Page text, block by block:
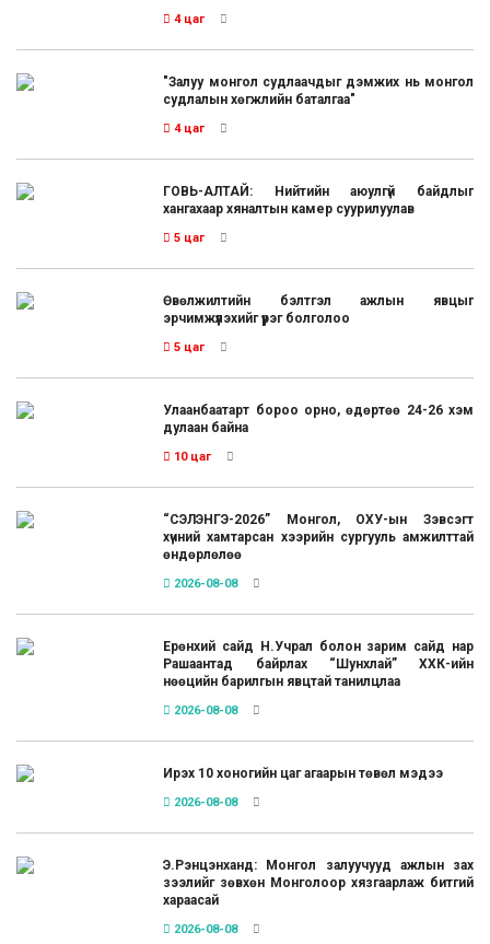
4 цаг
"Залуу монгол судлаачдыг дэмжих нь монгол
судлалын хөгжлийн баталгаа"
4 цаг
ГОВЬ-АЛТАЙ: Нийтийн аюулгүй байдлыг
хангахаар хяналтын камер суурилуулав
5 цаг
Өвөлжилтийн бэлтгэл ажлын явцыг
эрчимжүүлэхийг үүрэг болголоо
5 цаг
Улаанбаатарт бороо орно, өдөртөө 24-26 хэм
дулаан байна
10 цаг
“СЭЛЭНГЭ-2026” Монгол, ОХУ-ын Зэвсэгт
хүчний хамтарсан хээрийн сургууль амжилттай
өндөрлөлөө
2026-08-08
Ерөнхий сайд Н.Учрал болон зарим сайд нар
Рашаантад байрлах “Шунхлай” ХХК-ийн
нөөцийн барилгын явцтай танилцлаа
2026-08-08
Ирэх 10 хоногийн цаг агаарын төвөл мэдээ
2026-08-08
Э.Рэнцэнханд: Монгол залуучууд ажлын зах
зээлийг зөвхөн Монголоор хязгаарлаж битгий
хараасай
2026-08-08